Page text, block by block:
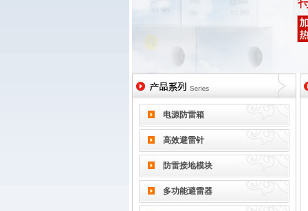
电源防雷箱
高效避雷针
防雷接地模块
多功能避雷器